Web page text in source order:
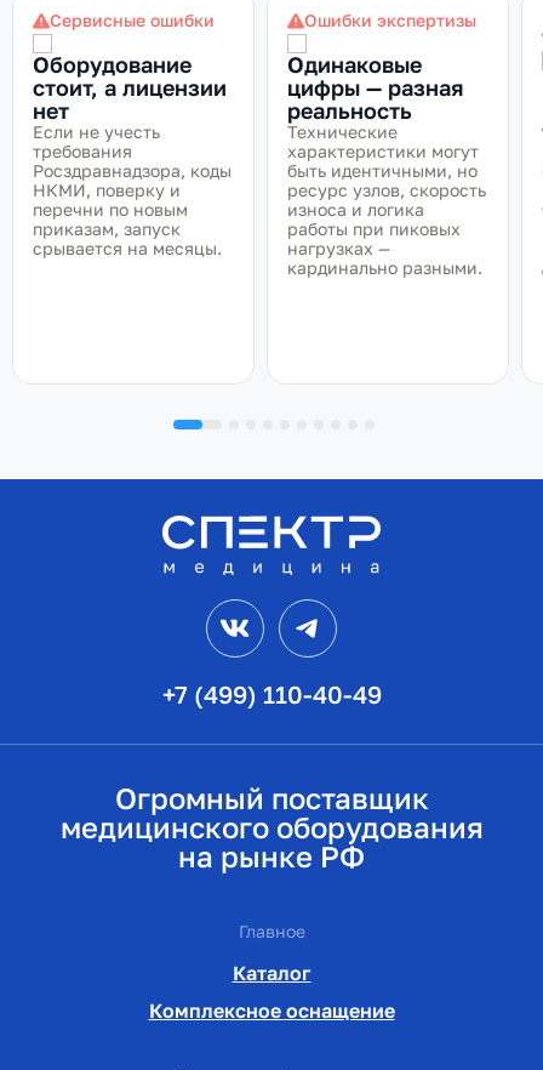
Сервисные ошибки
Оборудование
стоит, а лицензии
нет
Если не учесть
требования
Росздравнадзора, коды
НКМИ, поверку и
перечни по новым
приказам, запуск
срывается на месяцы.
Ошибки экспертизы
Одинаковые
цифры — разная
реальность
Технические
характеристики могут
быть идентичными, но
ресурс узлов, скорость
износа и логика
работы при пиковых
нагрузках —
кардинально разными.
+7 (499) 110-40-49
VK
Огромный поставщик
медицинского оборудования
на рынке РФ
Главное
Каталог
Комплексное оснащение